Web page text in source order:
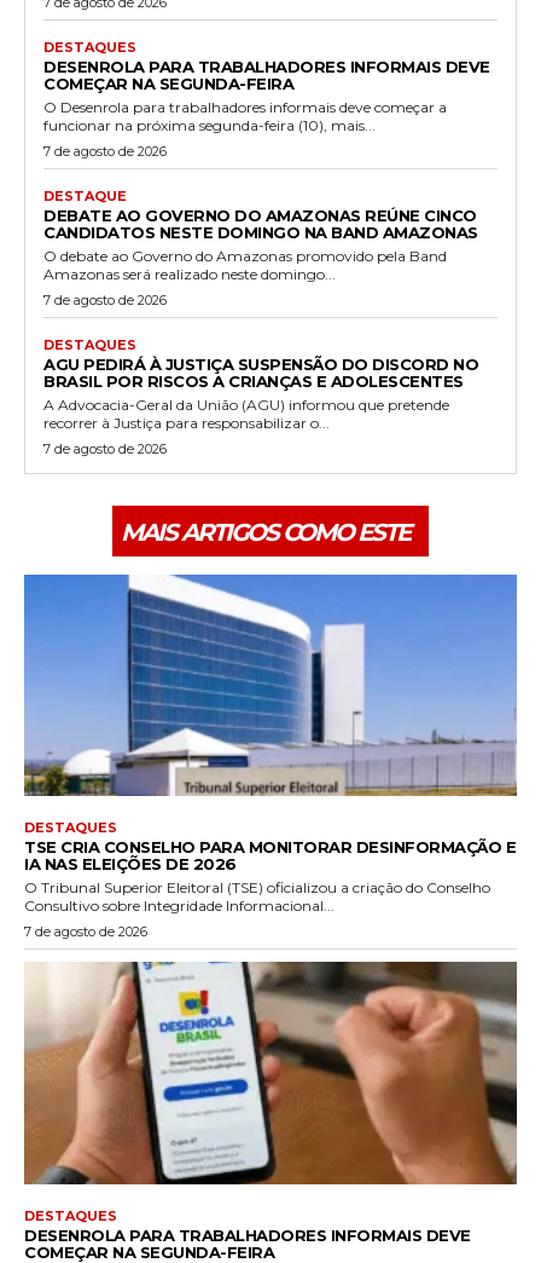
DESTAQUES
DESENROLA PARA TRABALHADORES INFORMAIS DEVE
COMEÇAR NA SEGUNDA-FEIRA
O Desenrola para trabalhadores informais deve começar a
funcionar na próxima segunda-feira (10), mais...
7 de agosto de 2026
DESTAQUE
DEBATE AO GOVERNO DO AMAZONAS REÚNE CINCO
CANDIDATOS NESTE DOMINGO NA BAND AMAZONAS
O debate ao Governo do Amazonas promovido pela Band
Amazonas será realizado neste domingo...
7 de agosto de 2026
DESTAQUES
AGU PEDIRÁ À JUSTIÇA SUSPENSÃO DO DISCORD NO
BRASIL POR RISCOS A CRIANÇAS E ADOLESCENTES
A Advocacia-Geral da União (AGU) informou que pretende
recorrer à Justiça para responsabilizar o...
7 de agosto de 2026
MAIS ARTIGOS COMO ESTE
DESTAQUES
TSE CRIA CONSELHO PARA MONITORAR DESINFORMAÇÃO E
IA NAS ELEIÇÕES DE 2026
O Tribunal Superior Eleitoral (TSE) oficializou a criação do Conselho
Consultivo sobre Integridade Informacional...
7 de agosto de 2026
DESTAQUES
DESENROLA PARA TRABALHADORES INFORMAIS DEVE
COMEÇAR NA SEGUNDA-FEIRA